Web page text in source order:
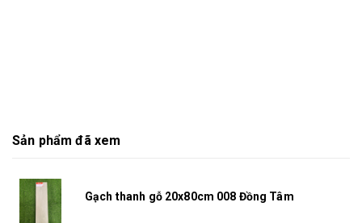
Sản phẩm đã xem
Gạch thanh gỗ 20x80cm 008 Đồng Tâm